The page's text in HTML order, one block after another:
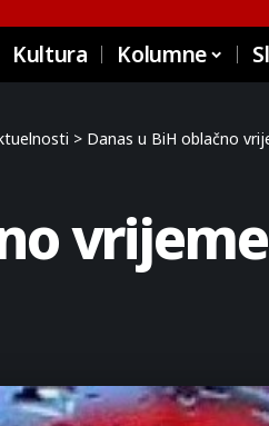
Kultura Kolumne
> Danas u BiH oblačno